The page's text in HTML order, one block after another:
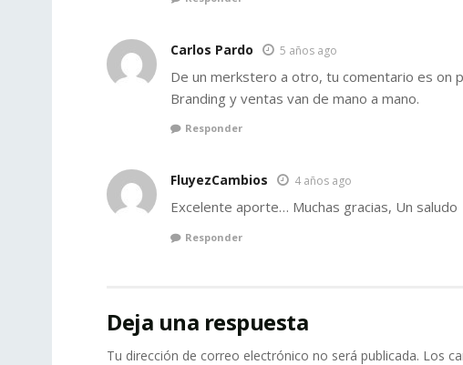
Carlos Pardo 5 años ago
De un merkstero a otro, tu comentario es on
Branding y ventas van de mano a mano.
Responder
FluyezCambios 4 años ago
Excelente aporte… Muchas gracias, Un saludo
Responder
Deja una respuesta
Tu dirección de correo electrónico no será publicada. Los